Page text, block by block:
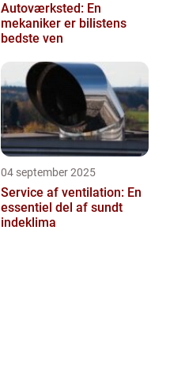
Autoværksted: En
mekaniker er bilistens
bedste ven
04 september 2025
Service af ventilation: En
essentiel del af sundt
indeklima